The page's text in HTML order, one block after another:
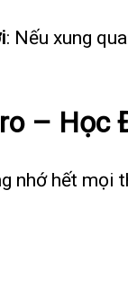
: Nếu xung
– Học
hết mọi